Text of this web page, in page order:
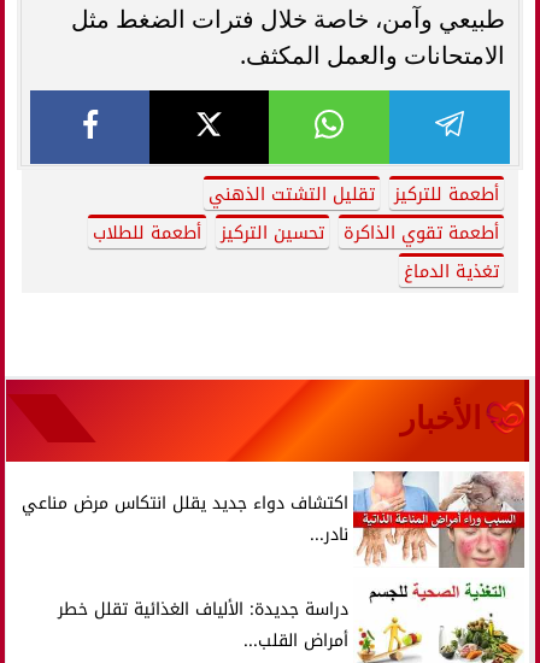
طبيعي وآمن، خاصة خلال فترات الضغط مثل
الامتحانات والعمل المكثف.
أطعمة للتركيز
تقليل التشتت الذهني
أطعمة تقوي الذاكرة
تحسين التركيز
أطعمة للطلاب
تغذية الدماغ
الأخبار
اكتشاف دواء جديد يقلل انتكاس مرض مناعي
نادر...
دراسة جديدة: الألياف الغذائية تقلل خطر
أمراض القلب...